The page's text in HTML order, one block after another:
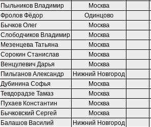
Пыльников Владимир
Москва
Фролов Фёдор
Одинцово
Бычков Олег
Москва
Слободчиков Владимир
Москва
Мезенцева Татьяна
Москва
Сорокин Станислав
Москва
Венцулевич Дарья
Москва
Пильганов Александр
Нижний Новгород
Дубинина Софья
Москва
Тевдорадзе Тамаз
Москва
Пухаев Константин
Москва
Бычковский Сергей
Москва
Балашов Василий
Нижний Новгород